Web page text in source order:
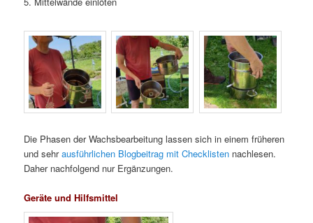
Die Phasen der Wachsbearbeitung lassen sich in einem früheren
und sehrausführlichen Blogbeitrag mit Checklisten nachlesen.
Daher nachfolgend nur Ergänzungen.
Geräte und Hilfsmittel